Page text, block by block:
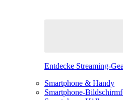
Entdecke Streaming-
Smartphone & Handy
Smartphone-